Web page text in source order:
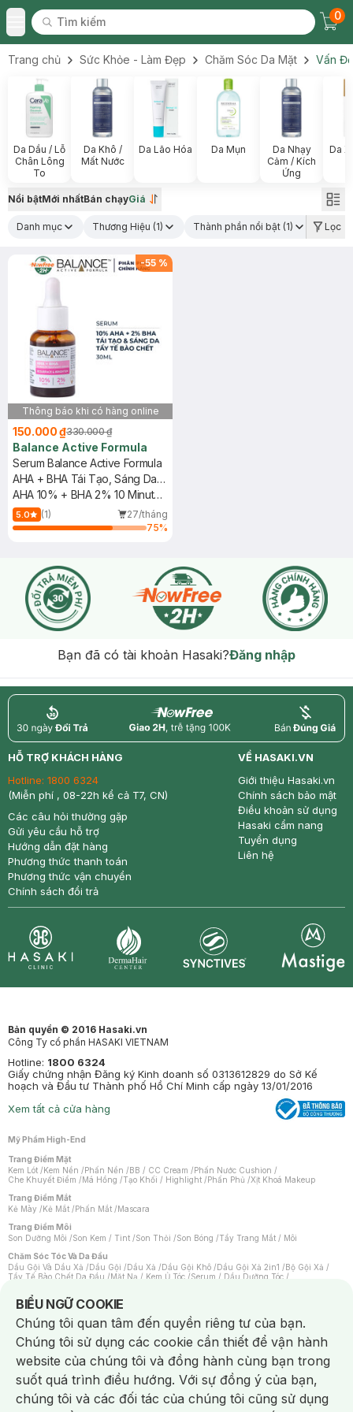
Toggle Menu
Tìm kiếm
Tìm kiếm
0
Trang chủ Sức Khỏe - Làm Đẹp Chăm Sóc Da Mặt Vấn
Da Dầu / Lỗ
Chân Lông
To
Da Khô /
Mất Nước
Da Lão Hóa Da Mụn
Da Nhạy
Cảm / Kích
Ứng
Da
Nổi bậtMới nhấtBán chạyGiá
Danh mục Thương Hiệu (1) Thành phần nổi bật (1) Lọc
-55 %
Thông báo khi có hàng online
150.000 ₫330.000 ₫
Balance Active Formula
Serum Balance Active Formula
AHA + BHA Tái Tạo, Sáng Da
30ml
AHA 10% + BHA 2% 10 Minute
Treatment Serum - Resurface
& Brighten
5.0 (1)
27/tháng
75%
Bạn đã có tài khoản Hasaki?Đăng nhập
return nowfree price
HỖ TRỢ KHÁCH HÀNG
Hotline: 1800 6324
(Miễn phí , 08-22h kể cả T7, CN)
Các câu hỏi thường gặp
Gửi yêu cầu hỗ trợ
Hướng dẫn đặt hàng
Phương thức thanh toán
Phương thức vận chuyển
Chính sách đổi trả
VỀ HASAKI.VN
Giới thiệu Hasaki.vn
Chính sách bảo mật
Điều khoản sử dụng
Hasaki cẩm nang
Tuyển dụng
Liên hệ
Bản quyền © 2016 Hasaki.vn
Công Ty cổ phần HASAKI VIETNAM
Hotline: 1800 6324
Giấy chứng nhận Đăng ký Kinh doanh số 0313612829 do Sở Kế
hoạch và Đầu tư Thành phố Hồ Chí Minh cấp ngày 13/01/2016
Xem tất cả cửa hàng
Mỹ Phẩm High-End
Trang Điểm Mặt
Kem Lót /Kem Nền /Phấn Nền /BB / CC Cream /Phấn Nước Cushion /
Che Khuyết Điểm /Má Hồng /Tạo Khối / Highlight /Phấn Phủ /Xịt Khoá Makeup
Trang Điểm Mắt
Kẻ Mày /Kẻ Mắt /Phấn Mắt /Mascara
Trang Điểm Môi
Son Dưỡng Môi /Son Kem / Tint /Son Thỏi /Son Bóng /Tẩy Trang Mắt / Môi
Chăm Sóc Tóc Và Da Đầu
Dầu Gội Và Dầu Xả /Dầu Gội /Dầu Xả /Dầu Gội Khô /Dầu Gội Xả 2in1 /Bộ Gội Xả /
Tẩy Tế Bào Chết Da Đầu /Mặt Nạ / Kem Ủ Tóc /Serum / Dầu Dưỡng Tóc /
Máy Sấy Tóc
Lược
Kem Tẩy Lông/Dụng Cụ Tẩy Lông
Nước Hoa
Nước Hoa Nam Nước Hoa Cao Cấp Xịt Thơm Toàn Thân
Nước Hoa Vùng Kín
Chăm Sóc Cá Nhân
Chống Muỗi
Khẩu Trang Máy Massage Mặt Nạ Xông Hơi/Nước Rửa Tay
Sản Phẩm Chăm Sóc Khác/ Bàn Chải Đánh Răng /Bàn Chải Điện/
BIỂU NGỮ COOKIE
Notice about cookies usage
Chúng tôi quan tâm đến quyền riêng tư của bạn.
Chúng tôi sử dụng các cookie cần thiết để vận hành
website của chúng tôi và đồng hành cùng bạn trong
suốt quá trình điều hướng. Với sự đồng ý của bạn,
chúng tôi và các đối tác của chúng tôi cũng sử dụng